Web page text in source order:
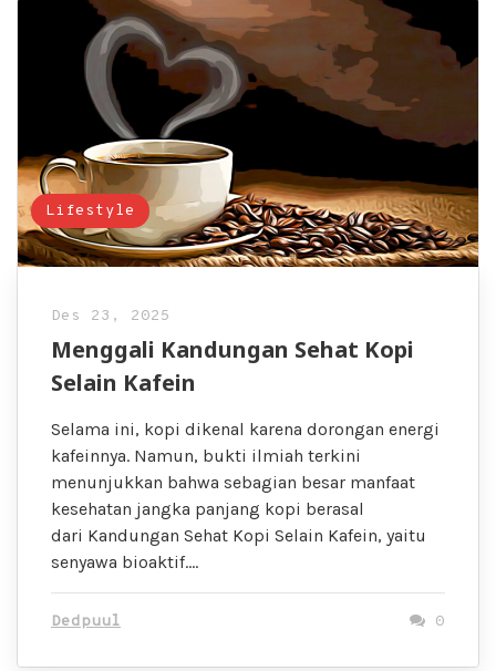
Lifestyle
Des 23, 2025
Menggali Kandungan Sehat Kopi
Selain Kafein
Selama ini, kopi dikenal karena dorongan energi
kafeinnya. Namun, bukti ilmiah terkini
menunjukkan bahwa sebagian besar manfaat
kesehatan jangka panjang kopi berasal
dari Kandungan Sehat Kopi Selain Kafein, yaitu
senyawa bioaktif….
Dedpuul 0